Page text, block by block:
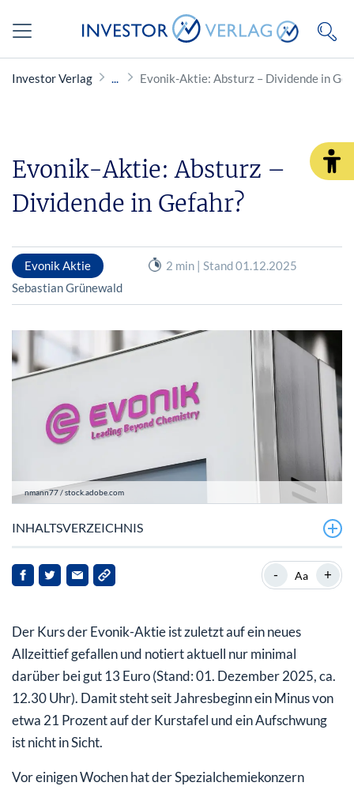
Investor Verlag Evonik-Aktie: Absturz – Dividende in
Evonik-Aktie: Absturz –
Dividende in Gefahr?
Evonik Aktie
2 min | Stand 01.12.2025
Sebastian Grünewald
nmann77 / stock.adobe.com
INHALTSVERZEICHNIS
Evonik mit Abschwächung in Q3
- Aa +
Der Kurs der Evonik-Aktie ist zuletzt auf ein neues
Allzeittief gefallen und notiert aktuell nur minimal
darüber bei gut 13 Euro (Stand: 01. Dezember 2025, ca.
12.30 Uhr). Damit steht seit Jahresbeginn ein Minus von
etwa 21 Prozent auf der Kurstafel und ein Aufschwung
ist nicht in Sicht.
Vor einigen Wochen hat der Spezialchemiekonzern